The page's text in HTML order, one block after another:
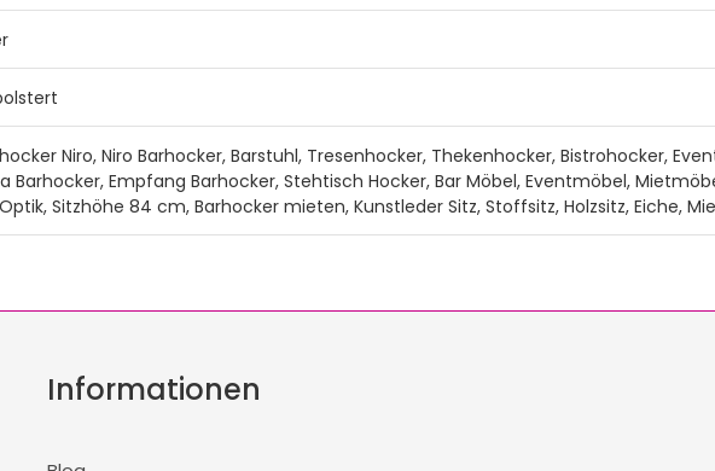
Niro, Niro Barhocker, Barstuhl, Tresenhocker, Thekenhocker, Bistrohocker,
Barhocker, Empfang Barhocker, Stehtisch Hocker, Bar Möbel, Eventmöbel,
Sitzhöhe 84 cm, Barhocker mieten, Kunstleder Sitz, Stoffsitz, Holzsitz, Eiche,
Informationen